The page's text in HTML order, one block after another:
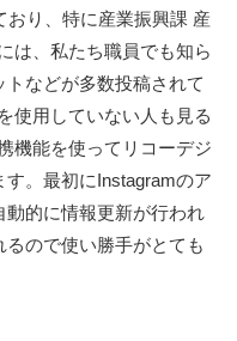
おり、特に産業振興課 産
は、私たち職員でも知ら
などが多数投稿されて
使用していない人も見る
機能を使ってリコーデジ
。最初にInstagramのア
動的に情報更新が行われ
ので使い勝手がとても